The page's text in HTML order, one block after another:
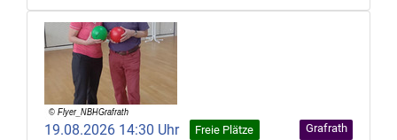
19.08.2026 14:30 Uhr Freie Plätze Grafrath